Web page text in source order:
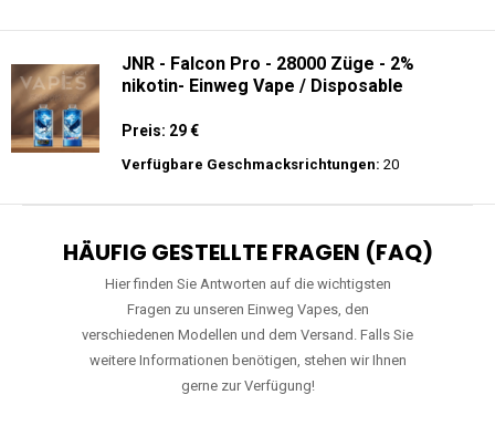
JNR - Falcon Pro - 28000 Züge - 2%
nikotin- Einweg Vape / Disposable
Preis: 29 €
Verfügbare Geschmacksrichtungen: 20
HÄUFIG GESTELLTE FRAGEN (FAQ)
Hier finden Sie Antworten auf die wichtigsten
Fragen zu unseren Einweg Vapes, den
verschiedenen Modellen und dem Versand. Falls Sie
weitere Informationen benötigen, stehen wir Ihnen
gerne zur Verfügung!